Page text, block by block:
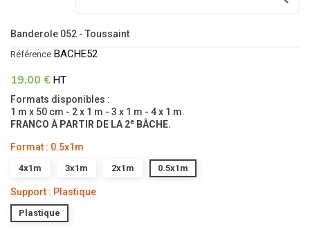
Banderole 052 - Toussaint
Référence BACHE52
19,00 € HT
Formats disponibles :
1 m x 50 cm - 2 x 1 m - 3 x 1 m - 4 x 1 m.
FRANCO À PARTIR DE LA 2e BÂCHE.
Format : 0.5x1m
4x1m 3x1m 2x1m 0.5x1m
Support : Plastique
Plastique